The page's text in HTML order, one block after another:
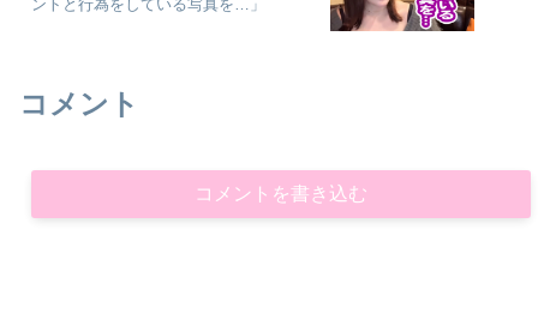
ントと行為をしている写真を…」
コメント
コメントを書き込む